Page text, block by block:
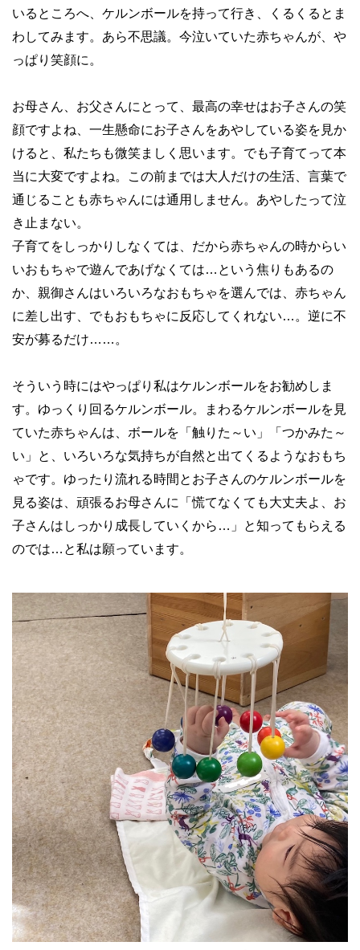
いるところへ、ケルンボールを持って行き、くるくるとま
わしてみます。あら不思議。今泣いていた赤ちゃんが、や
っぱり笑顔に。
お母さん、お父さんにとって、最高の幸せはお子さんの笑
顔ですよね、一生懸命にお子さんをあやしている姿を見か
けると、私たちも微笑ましく思います。でも子育てって本
当に大変ですよね。この前までは大人だけの生活、言葉で
通じることも赤ちゃんには通用しません。あやしたって泣
き止まない。
子育てをしっかりしなくては、だから赤ちゃんの時からい
いおもちゃで遊んであげなくては…という焦りもあるの
か、親御さんはいろいろなおもちゃを選んでは、赤ちゃん
に差し出す、でもおもちゃに反応してくれない…。逆に不
安が募るだけ……。
そういう時にはやっぱり私はケルンボールをお勧めしま
す。ゆっくり回るケルンボール。まわるケルンボールを見
ていた赤ちゃんは、ボールを「触りた～い」「つかみた～
い」と、いろいろな気持ちが自然と出てくるようなおもち
ゃです。ゆったり流れる時間とお子さんのケルンボールを
見る姿は、頑張るお母さんに「慌てなくても大丈夫よ、お
子さんはしっかり成長していくから…」と知ってもらえる
のでは…と私は願っています。